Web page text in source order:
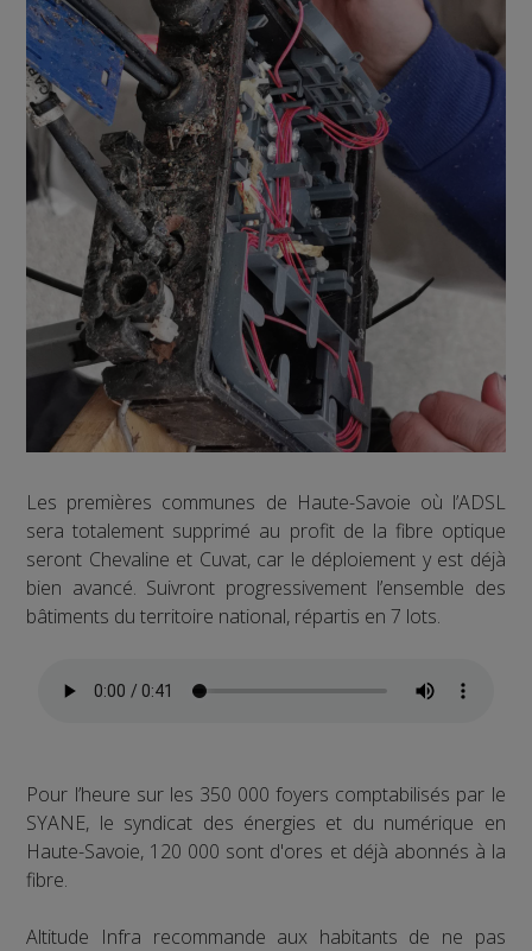
Les premières communes de Haute-Savoie où l’ADSL
sera totalement supprimé au profit de la fibre optique
seront Chevaline et Cuvat, car le déploiement y est déjà
bien avancé. Suivront progressivement l’ensemble des
bâtiments du territoire national, répartis en 7 lots.
Pour l’heure sur les 350 000 foyers comptabilisés par le
SYANE, le syndicat des énergies et du numérique en
Haute-Savoie, 120 000 sont d'ores et déjà abonnés à la
fibre.
Altitude Infra recommande aux habitants de ne pas